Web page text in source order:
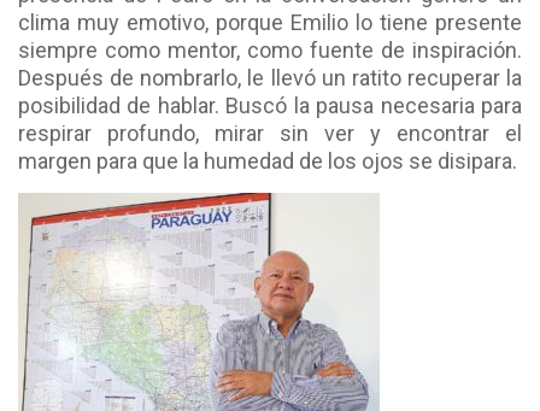
clima muy emotivo, porque Emilio lo tiene presente
siempre como mentor, como fuente de inspiración.
Después de nombrarlo, le llevó un ratito recuperar la
posibilidad de hablar. Buscó la pausa necesaria para
respirar profundo, mirar sin ver y encontrar el
margen para que la humedad de los ojos se disipara.